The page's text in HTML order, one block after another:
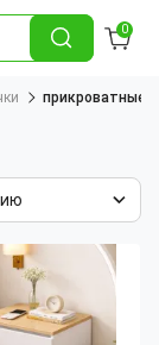
0
прикроватные